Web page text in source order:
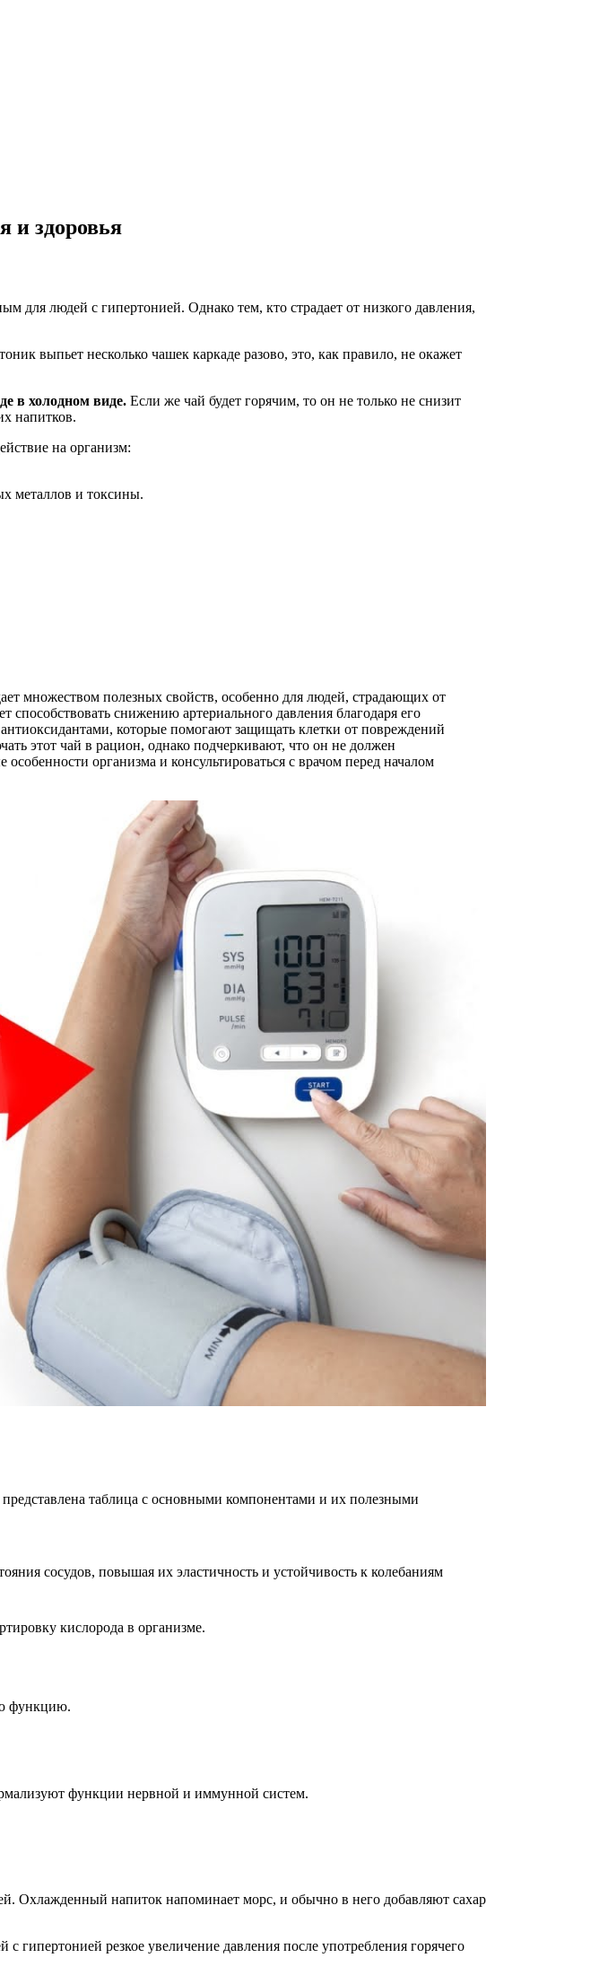
и здоровья
для людей с гипертонией. Однако тем, кто страдает от низкого давления,
выпьет несколько чашек каркаде разово, это, как правило, не окажет
в холодном виде. Если же чай будет горячим, то он не только не снизит
напитков.
на организм:
металлов и токсины.
множеством полезных свойств, особенно для людей, страдающих от
снижению артериального давления благодаря его
которые помогают защищать клетки от повреждений
этот чай в рацион, однако подчеркивают, что он не должен
организма и консультироваться с врачом перед началом
таблица с основными компонентами и их полезными
сосудов, повышая их эластичность и устойчивость к колебаниям
кислорода в организме.
функцию.
функции нервной и иммунной систем.
Охлажденный напиток напоминает морс, и обычно в него добавляют сахар
гипертонией резкое увеличение давления после употребления горячего